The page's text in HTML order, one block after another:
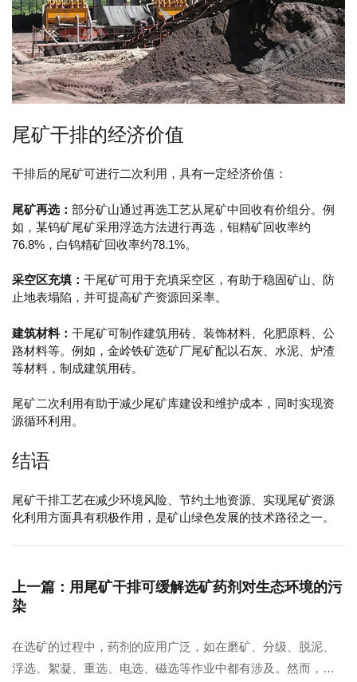
尾矿干排的经济价值
干排后的尾矿可进行二次利用，具有一定经济价值：
尾矿再选： 部分矿山通过再选工艺从尾矿中回收有价组分。例
如，某钨矿尾矿采用浮选方法进行再选，钼精矿回收率约
76.8%，白钨精矿回收率约78.1%。
采空区充填： 干尾矿可用于充填采空区，有助于稳固矿山、防
止地表塌陷，并可提高矿产资源回采率。
建筑材料： 干尾矿可制作建筑用砖、装饰材料、化肥原料、公
路材料等。例如，金岭铁矿选矿厂尾矿配以石灰、水泥、炉渣
等材料，制成建筑用砖。
尾矿二次利用有助于减少尾矿库建设和维护成本，同时实现资
源循环利用。
结语
尾矿干排工艺在减少环境风险、节约土地资源、实现尾矿资源
化利用方面具有积极作用，是矿山绿色发展的技术路径之一。
上一篇：用尾矿干排可缓解选矿药剂对生态环境的污
染
在选矿的过程中，药剂的应用广泛，如在磨矿、分级、脱泥、
浮选、絮凝、重选、电选、磁选等作业中都有涉及。然而，在